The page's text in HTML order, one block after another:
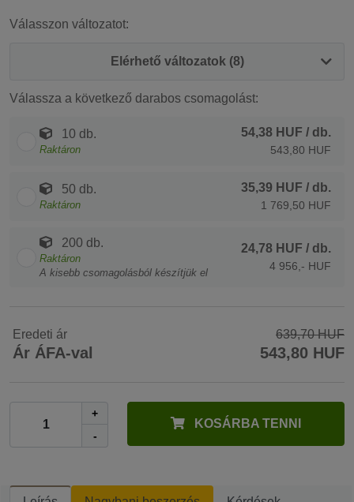
Válasszon változatot:
Elérhető változatok (8)
Válassza a következő darabos csomagolást:
10 db.
Raktáron
54,38 HUF / db.
543,80 HUF
50 db.
Raktáron
35,39 HUF / db.
1 769,50 HUF
200 db.
Raktáron
A kisebb csomagolásból készítjük el
24,78 HUF / db.
4 956,- HUF
Eredeti ár 639,70 HUF
Ár ÁFA-val 543,80 HUF
+
-
KOSÁRBA TENNI